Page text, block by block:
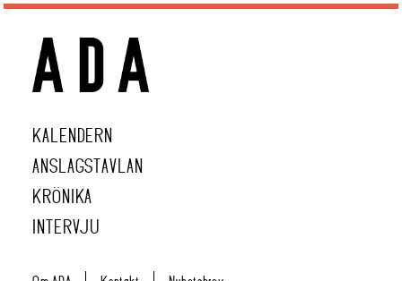
KALENDERN
ANSLAGSTAVLAN
KRÖNIKA
INTERVJU